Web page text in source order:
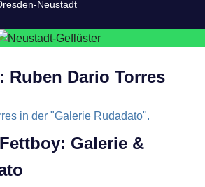
Neustadt
Ruben Dario Torres
Galerie &